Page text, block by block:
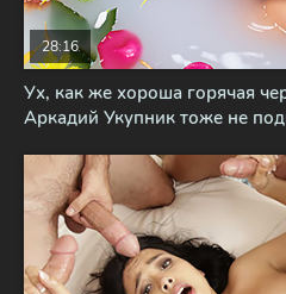
Ух, как же хороша горячая
Аркадий Укупник тоже не
28:16